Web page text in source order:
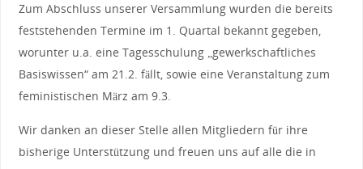
Zum Abschluss unserer Versammlung wurden die bereits
feststehenden Termine im 1. Quartal bekannt gegeben,
worunter u.a. eine Tagesschulung „gewerkschaftliches
Basiswissen“ am 21.2. fällt, sowie eine Veranstaltung zum
feministischen März am 9.3.
Wir danken an dieser Stelle allen Mitgliedern für ihre
bisherige Unterstützung und freuen uns auf alle die in